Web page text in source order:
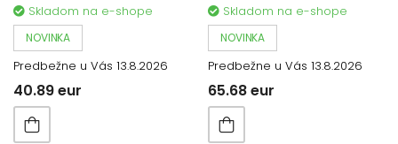
Skladom na e-shope
NOVINKA
Predbežne u Vás 13.8.2026
40.89 eur
Skladom na e-shope
NOVINKA
Predbežne u Vás 13.8.2026
65.68 eur